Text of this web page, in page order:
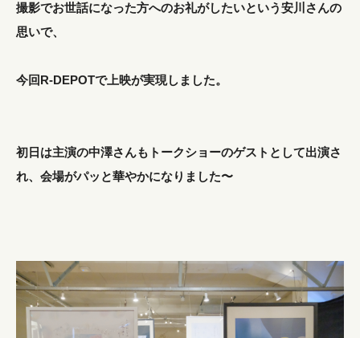
撮影でお世話になった方へのお礼がしたいという安川さんの
思いで、
今回R-DEPOTで上映が実現しました。
初日は主演の中澤さんもトークショーのゲストとして出演さ
れ、会場がパッと華やかになりました〜